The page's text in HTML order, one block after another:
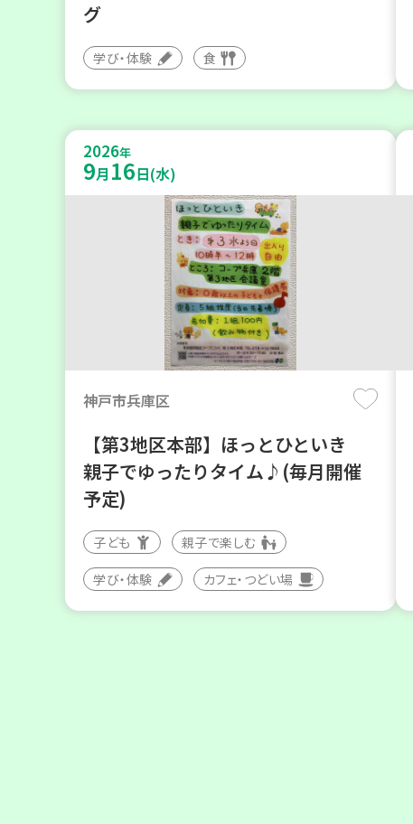
グ
学び・体験 食
2026年
9月 16日(水)
神戸市兵庫区
【第3地区本部】ほっとひといき
親子でゆったりタイム♪(毎月開催
予定)
子ども 親子で楽しむ
学び・体験 カフェ・つどい場